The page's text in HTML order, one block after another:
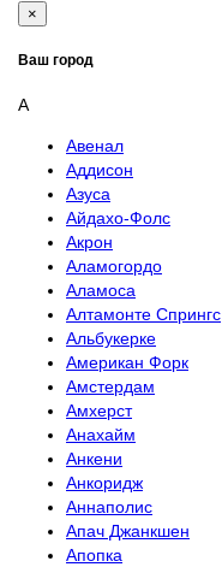
×
Ваш город
А
Авенал
Аддисон
Азуса
Айдахо-Фолс
Акрон
Аламогордо
Аламоса
Алтамонте Спрингс
Альбукерке
Американ Форк
Амстердам
Амхерст
Анахайм
Анкени
Анкоридж
Аннаполис
Апач Джанкшен
Апопка